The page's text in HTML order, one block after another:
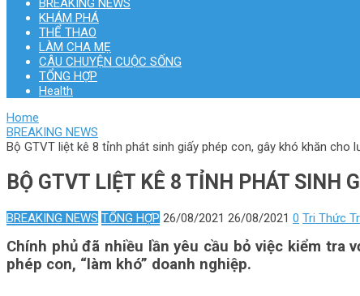
KHÁM PHÁ
THỂ THAO
LÀM CHA MẸ
CÂU CHUYỆN CUỘC SỐNG
TỔNG HỢP
Health
Home
BREAKING NEWS
Bộ GTVT liệt kê 8 tỉnh phát sinh giấy phép con, gây khó khăn cho
BỘ GTVT LIỆT KÊ 8 TỈNH PHÁT SINH
BREAKING NEWS TỔNG HỢP 26/08/2021 26/08/2021 0 Tri Thức
Chính phủ đã nhiều lần yêu cầu bỏ việc kiểm tra
phép con, “làm khó” doanh nghiệp.